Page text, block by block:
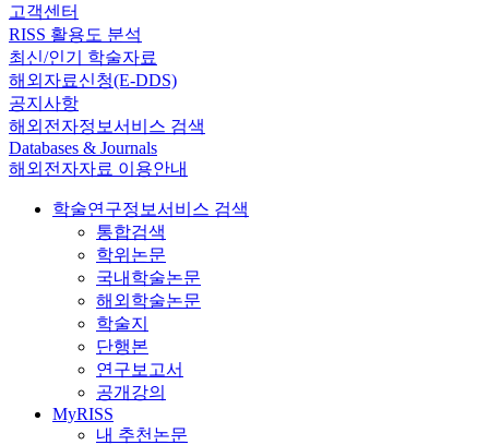
고객센터
RISS 활용도 분석
최신/인기 학술자료
해외자료신청(E-DDS)
공지사항
해외전자정보서비스 검색
Databases & Journals
해외전자자료 이용안내
학술연구정보서비스 검색
통합검색
학위논문
국내학술논문
해외학술논문
학술지
단행본
연구보고서
공개강의
MyRISS
내 추천논문